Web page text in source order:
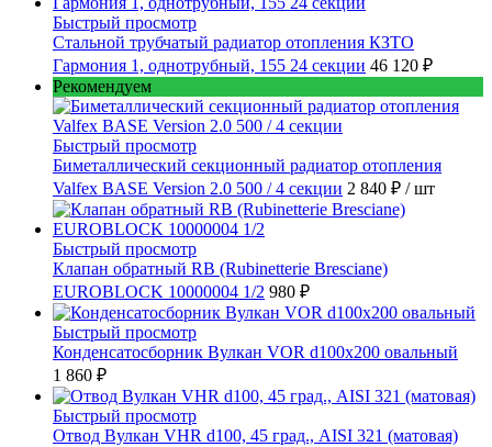
Быстрый просмотр
Стальной трубчатый радиатор отопления КЗТО
Гармония 1, однотрубный, 155 24 секции 46 120 ₽
Рекомендуем
Быстрый просмотр
Биметаллический секционный радиатор отопления
Valfex BASE Version 2.0 500 / 4 секции 2 840 ₽ / шт
Быстрый просмотр
Клапан обратный RB (Rubinetterie Bresciane)
EUROBLOCK 10000004 1/2 980 ₽
Быстрый просмотр
Конденсатосборник Вулкан VOR d100x200 овальный
1 860 ₽
Быстрый просмотр
Отвод Вулкан VHR d100, 45 град., AISI 321 (матовая)